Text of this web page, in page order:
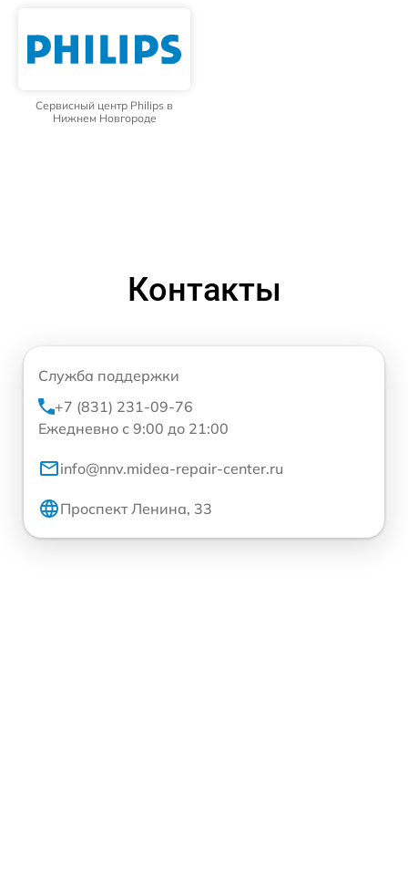
Сервисный центр Philips в
Нижнем Новгороде
Контакты
Служба поддержки
+7 (831) 231-09-76
Ежедневно с 9:00 до 21:00
info@nnv.midea-repair-center.ru
Проспект Ленина, 33